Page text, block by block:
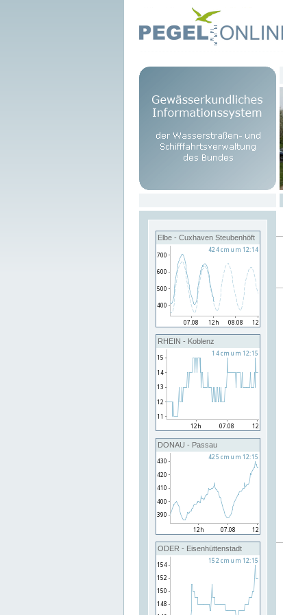
Elbe - Cuxhaven Steubenhöft
RHEIN - Koblenz
DONAU - Passau
ODER - Eisenhüttenstadt